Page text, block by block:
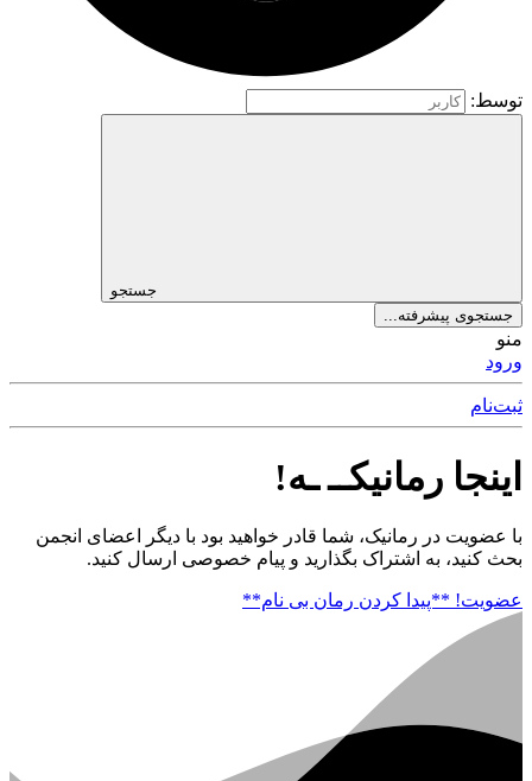
توسط:
جستجو
جستجوی پیشرفته...
منو
ورود
ثبت‌نام
اینجا رمانیکــ ـه!
با عضویت در رمانیک، شما قادر خواهید بود با دیگر اعضای انجمن
بحث کنید، به اشتراک بگذارید و پیام خصوصی ارسال کنید.
عضویت! **پیدا کردن رمان بی نام**